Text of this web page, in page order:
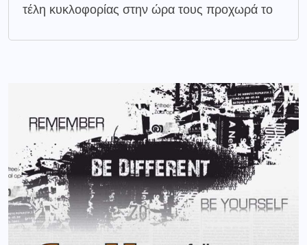
τέλη κυκλοφορίας στην ώρα τους προχωρά το